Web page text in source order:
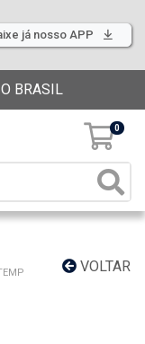
já nosso APP
BRASIL
0
VOLTAR